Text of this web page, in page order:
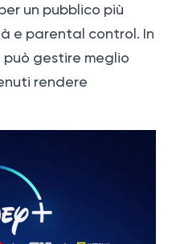
un pubblico più
e parental control. In
gestire meglio
rendere